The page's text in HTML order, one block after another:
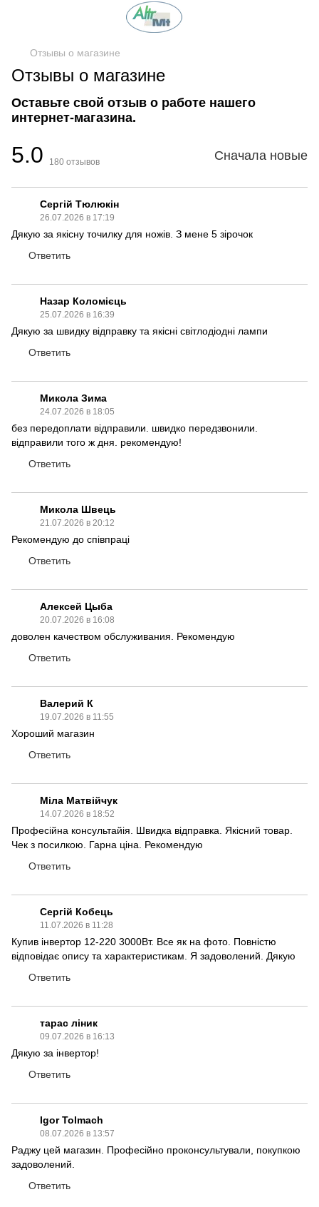
Отзывы о магазине
Отзывы о магазине
Оставьте свой отзыв о работе нашего
интернет-магазина.
5.0 180 отзывов Сначала новые
Сергій Тюлюкін
26.07.2026 в 17:19
Дякую за якісну точилку для ножів. З мене 5 зірочок
Ответить
Назар Коломієць
25.07.2026 в 16:39
Дякую за швидку відправку та якісні світлодіодні лампи
Ответить
Микола Зима
24.07.2026 в 18:05
без передоплати відправили. швидко передзвонили.
відправили того ж дня. рекомендую!
Ответить
Микола Швець
21.07.2026 в 20:12
Рекомендую до співпраці
Ответить
Алексей Цыба
20.07.2026 в 16:08
доволен качеством обслуживания. Рекомендую
Ответить
Валерий К
19.07.2026 в 11:55
Хороший магазин
Ответить
Міла Матвійчук
14.07.2026 в 18:52
Професійна консультайія. Швидка відправка. Якісний товар.
Чек з посилкою. Гарна ціна. Рекомендую
Ответить
Сергій Кобець
11.07.2026 в 11:28
Купив інвертор 12-220 3000Вт. Все як на фото. Повністю
відповідає опису та характеристикам. Я задоволений. Дякую
Ответить
тарас ліник
09.07.2026 в 16:13
Дякую за інвертор!
Ответить
Igor Tolmach
08.07.2026 в 13:57
Раджу цей магазин. Професійно проконсультували, покупкою
задоволений.
Ответить